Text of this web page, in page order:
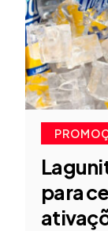
para